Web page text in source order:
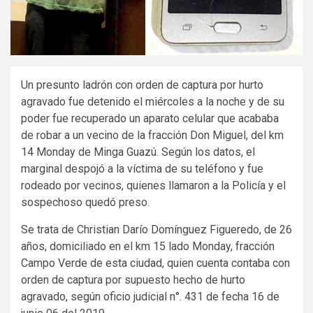
Un presunto ladrón con orden de captura por hurto
agravado fue detenido el miércoles a la noche y de su
poder fue recuperado un aparato celular que acababa
de robar a un vecino de la fracción Don Miguel, del km
14 Monday de Minga Guazú. Según los datos, el
marginal despojó a la víctima de su teléfono y fue
rodeado por vecinos, quienes llamaron a la Policía y el
sospechoso quedó preso.
Se trata de Christian Darío Domínguez Figueredo, de 26
años, domiciliado en el km 15 lado Monday, fracción
Campo Verde de esta ciudad, quien cuenta contaba con
orden de captura por supuesto hecho de hurto
agravado, según oficio judicial n°. 431 de fecha 16 de